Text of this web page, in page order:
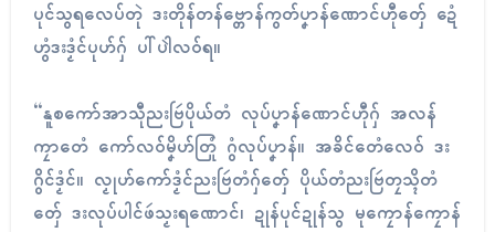
ပုၚ်သွရလေပ်တုဲ ဒးတိုန်တန်ဗ္တောန်ကွတ်ပၞာန်ဏောၚ်ဟီုတှ်ေ ဍေံ
ဟွံဒးဒၟံၚ်ပုဟ်ဂှ် ပါ်ပါဲလဝ်ရ။
“နူစကော်အာသီုညးဗြဴပိုယ်တံ လုပ်ပၞာန်ဏောၚ်ဟီုဂှ် အလန်
ကၠာတေံ ကော်လဝ်မၞိဟ်တြုံ ဂွံလုပ်ပၞာန်။ အခိၚ်တေံလေဝ် ဒး
ဂွိၚ်ဒၟံၚ်။ လၟုဟ်ကော်ဒၟံၚ်ညးဗြဴတံဂှ်တှ်ေ ပိုယ်တံညးဗြဴတၠသ္ၚိတံ
တှ်ေ ဒးလုပ်ပါၚ်ဖဴသၟးရဏောၚ်၊ ဍုန်ပုၚ်ဍုန်သွ မုကၠောန်ကၠောန်